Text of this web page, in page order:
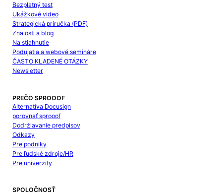
Bezplatný test
Ukážkové video
Strategická príručka (PDF)
Znalosti a blog
Na stiahnutie
Podujatia a webové semináre
ČASTO KLADENÉ OTÁZKY
Newsletter
PREČO SPROOOF
Alternatíva Docusign
porovnať sprooof
Dodržiavanie predpisov
Odkazy
Pre podniky
Pre ľudské zdroje/HR
Pre univerzity
SPOLOČNOSŤ